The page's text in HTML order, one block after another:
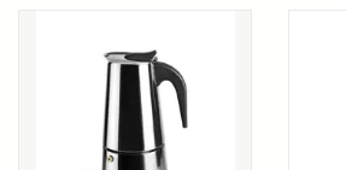
Aanbiedingen ✅
Cadeau idee